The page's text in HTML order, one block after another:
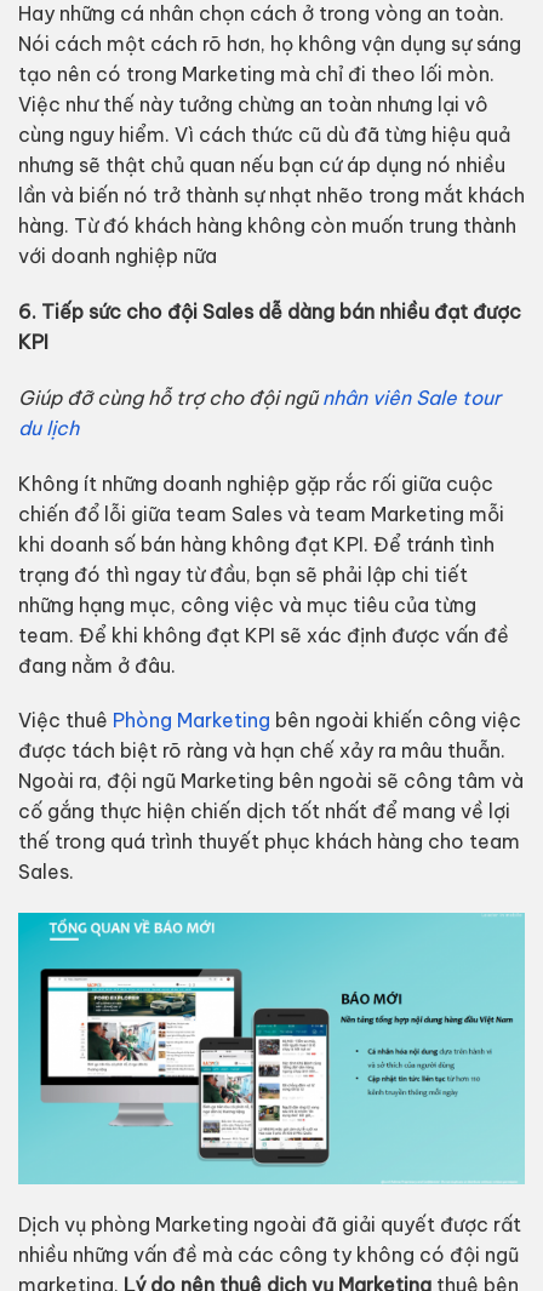
Hay những cá nhân chọn cách ở trong vòng an toàn.
Nói cách một cách rõ hơn, họ không vận dụng sự sáng
tạo nên có trong Marketing mà chỉ đi theo lối mòn.
Việc như thế này tưởng chừng an toàn nhưng lại vô
cùng nguy hiểm. Vì cách thức cũ dù đã từng hiệu quả
nhưng sẽ thật chủ quan nếu bạn cứ áp dụng nó nhiều
lần và biến nó trở thành sự nhạt nhẽo trong mắt khách
hàng. Từ đó khách hàng không còn muốn trung thành
với doanh nghiệp nữa
6. Tiếp sức cho đội Sales dễ dàng bán nhiều đạt được
KPI
Giúp đỡ cùng hỗ trợ cho đội ngũ nhân viên Sale tour
du lịch
Không ít những doanh nghiệp gặp rắc rối giữa cuộc
chiến đổ lỗi giữa team Sales và team Marketing mỗi
khi doanh số bán hàng không đạt KPI. Để tránh tình
trạng đó thì ngay từ đầu, bạn sẽ phải lập chi tiết
những hạng mục, công việc và mục tiêu của từng
team. Để khi không đạt KPI sẽ xác định được vấn đề
đang nằm ở đâu.
Việc thuê Phòng Marketing bên ngoài khiến công việc
được tách biệt rõ ràng và hạn chế xảy ra mâu thuẫn.
Ngoài ra, đội ngũ Marketing bên ngoài sẽ công tâm và
cố gắng thực hiện chiến dịch tốt nhất để mang về lợi
thế trong quá trình thuyết phục khách hàng cho team
Sales.
Dịch vụ phòng Marketing ngoài đã giải quyết được rất
nhiều những vấn đề mà các công ty không có đội ngũ
marketing. Lý do nên thuê dịch vụ Marketingthuê bên